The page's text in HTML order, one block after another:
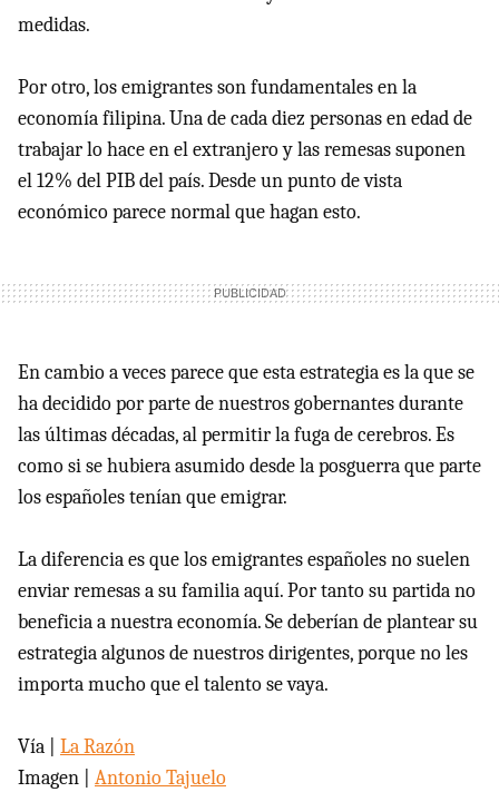
medidas.
Por otro, los emigrantes son fundamentales en la
economía filipina. Una de cada diez personas en edad de
trabajar lo hace en el extranjero y las remesas suponen
el 12% delPIBdel país. Desde un punto de vista
económico parece normal que hagan esto.
En cambio a veces parece que esta estrategia es la que se
ha decidido por parte de nuestros gobernantes durante
las últimas décadas, al permitir la fuga de cerebros. Es
como si se hubiera asumido desde la posguerra que parte
los españoles tenían que emigrar.
La diferencia es que los emigrantes españoles no suelen
enviar remesas a su familia aquí. Por tanto su partida no
beneficia a nuestra economía. Se deberían de plantear su
estrategia algunos de nuestros dirigentes, porque no les
importa mucho que el talento se vaya.
Vía | La Razón
Imagen | Antonio Tajuelo